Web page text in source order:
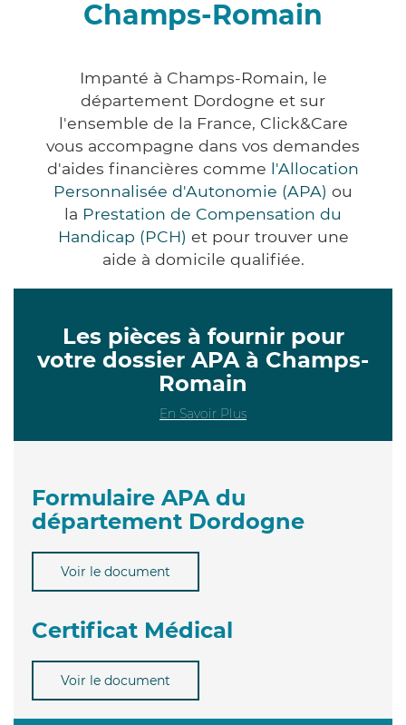
Champs-Romain
Impanté à Champs-Romain, le
département Dordogne et sur
l'ensemble de la France, Click&Care
vous accompagne dans vos demandes
d'aides financières comme l'Allocation
Personnalisée d'Autonomie (APA) ou
la Prestation de Compensation du
Handicap (PCH) et pour trouver une
aide à domicile qualifiée.
Les pièces à fournir pour
votre dossier APA à Champs-
Romain
En Savoir Plus
Formulaire APA du
département Dordogne
Voir le document
Certificat Médical
Voir le document